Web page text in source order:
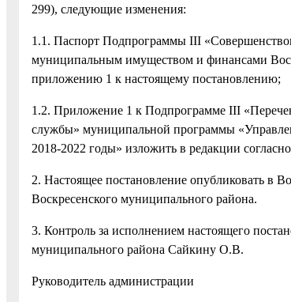
299), следующие изменения:
1.1. Паспорт Подпрограммы III
муниципальным имуществом и финансами
приложению 1 к настоящему постановлению;
1.2. Приложение 1 к Подпрограмме III
службы» муниципальной программы
2018-2022 годы» изложить в редакции
2. Настоящее постановление опубликовать в
Воскресенского муниципального района.
3. Контроль за исполнением настоящего
муниципального района Сайкину О.В.
Руководитель администрации